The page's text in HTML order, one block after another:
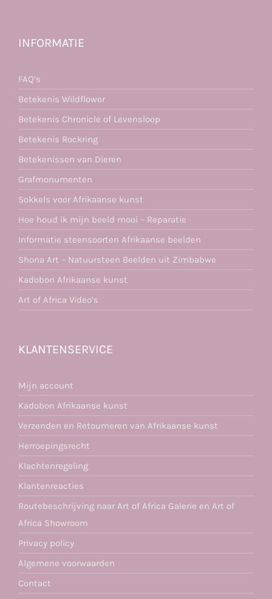
INFORMATIE
FAQ’s
Betekenis Wildflower
Betekenis Chronicle of Levensloop
Betekenis Rockring
Betekenissen van Dieren
Grafmonumenten
Sokkels voor Afrikaanse kunst
Hoe houd ik mijn beeld mooi – Reparatie
Informatie steensoorten Afrikaanse beelden
Shona Art – Natuursteen Beelden uit Zimbabwe
Kadobon Afrikaanse kunst
Art of Africa Video’s
KLANTENSERVICE
Mijn account
Kadobon Afrikaanse kunst
Verzenden en Retourneren van Afrikaanse kunst
Herroepingsrecht
Klachtenregeling
Klantenreacties
Routebeschrijving naar Art of Africa Galerie en Art of
Africa Showroom
Privacy policy
Algemene voorwaarden
Contact